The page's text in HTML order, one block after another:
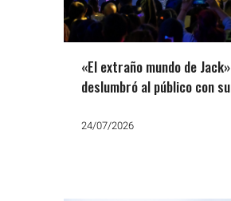
«El extraño mundo de Jack»
deslumbró al público con su puesta
24/07/2026